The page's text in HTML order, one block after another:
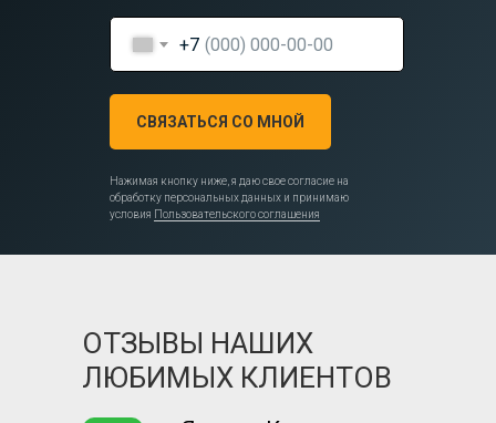
+7
СВЯЗАТЬСЯ СО МНОЙ
Нажимая кнопку ниже, я даю свое согласие на
обработку персональных данных и принимаю
условия Пользовательского соглашения
ОТЗЫВЫ НАШИХ
ЛЮБИМЫХ КЛИЕНТОВ